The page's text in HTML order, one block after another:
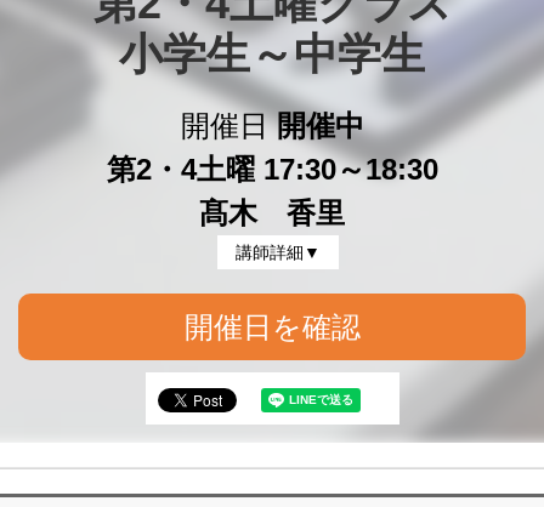
小学生～中学生
開催日開催中
第2・4土曜 17:30～18:30
髙木 香里
講師詳細▼
開催日を確認